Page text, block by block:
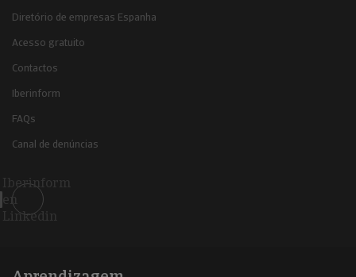
Diretório de empresas Espanha
Acesso gratuito
Contactos
Iberinform
FAQs
Canal de denúncias
Iberinform
en
Linkedin